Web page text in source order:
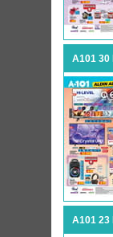
A101 30
A101 23